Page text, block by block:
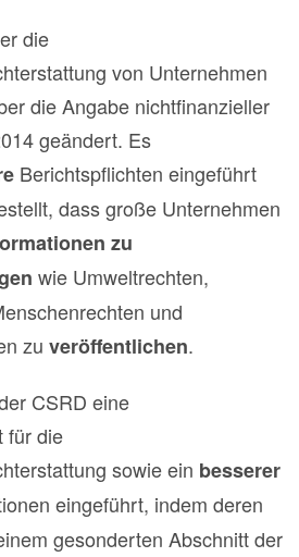
die
von Unternehmen
die Angabe nichtfinanzieller
geändert. Es
Berichtspflichten eingeführt
dass große Unternehmen
zu
wie Umweltrechten,
und
zu veröffentlichen.
CSRD eine
für die
sowie ein besserer
eingeführt, indem deren
gesonderten Abschnitt der